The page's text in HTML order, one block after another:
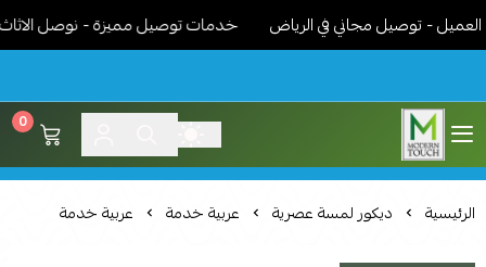
- توصيل مجاني في الرياض خدمات توصيل مميزة - نوصل الاثاث
اثاث مودرن لمسة عصرية
0
الرئيسية ديكور لمسة عصرية عربية خدمة عربية خدمة